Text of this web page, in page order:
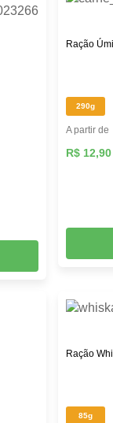
Ração
290g
A partir de
R$ 12,90
Ração
85g